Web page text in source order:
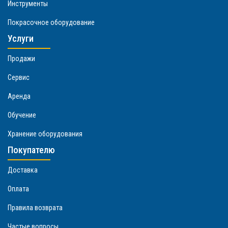
Инструменты
Покрасочное оборудование
Услуги
Продажи
Сервис
Аренда
Обучение
Хранение оборудования
Покупателю
Доставка
Оплата
Правила возврата